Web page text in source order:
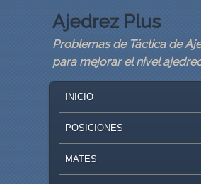
Ajedrez Plus
Problemas de Táctica de
para mejorar el nivel
SKIP TO PRIMARY CONTENT
SKIP TO SECONDARY
INICIO
POSICIONES
MATES